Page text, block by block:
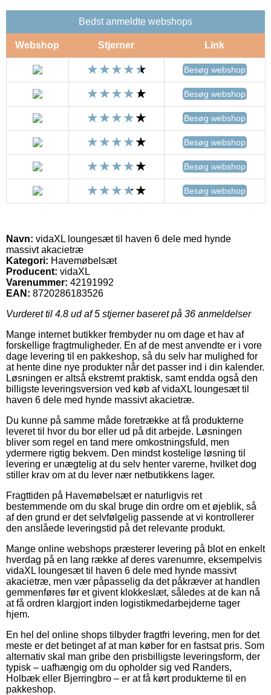
Bedst anmeldte webshops
Webshop Stjerner Link
Besøg webshop
Besøg webshop
Besøg webshop
Besøg webshop
Besøg webshop
Besøg webshop
Navn: vidaXL loungesæt til haven 6 dele med hynde
massivt akacietræ
Kategori: Havemøbelsæt
Producent: vidaXL
Varenummer: 42191992
EAN: 8720286183526
Vurderet til 4.8 ud af 5 stjerner baseret på 36 anmeldelser
Mange internet butikker frembyder nu om dage et hav af
forskellige fragtmuligheder. En af de mest anvendte er i vore
dage levering til en pakkeshop, så du selv har mulighed for
at hente dine nye produkter når det passer ind i din kalender.
Løsningen er altså ekstremt praktisk, samt endda også den
billigste leveringsversion ved køb af vidaXL loungesæt til
haven 6 dele med hynde massivt akacietræ.
Du kunne på samme måde foretrække at få produkterne
leveret til hvor du bor eller ud på dit arbejde. Løsningen
bliver som regel en tand mere omkostningsfuld, men
ydermere rigtig bekvem. Den mindst kostelige løsning til
levering er unægtelig at du selv henter varerne, hvilket dog
stiller krav om at du lever nær netbutikkens lager.
Fragttiden på Havemøbelsæt er naturligvis ret
bestemmende om du skal bruge din ordre om et øjeblik, så
af den grund er det selvfølgelig passende at vi kontrollerer
den anslåede leveringstid på det relevante produkt.
Mange online webshops præsterer levering på blot en enkelt
hverdag på en lang række af deres varenumre, eksempelvis
vidaXL loungesæt til haven 6 dele med hynde massivt
akacietræ, men vær påpasselig da det påkræver at handlen
gemmenføres før et givent klokkeslæt, således at de kan nå
at få ordren klargjort inden logistikmedarbejderne tager
hjem.
En hel del online shops tilbyder fragtfri levering, men for det
meste er det betinget af at man køber for en fastsat pris. Som
alternativ skal man gribe den prisbilligste leveringsform, der
typisk – uafhængig om du opholder sig ved Randers,
Holbæk eller Bjerringbro – er at få kørt produkterne til en
pakkeshop.